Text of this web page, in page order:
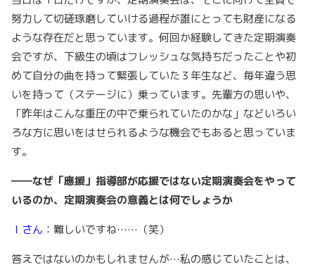
努力して切磋琢磨していける過程が誰にとっても財産になる
ような存在だと思っています。何回か経験してきた定期演奏
会ですが、下級生の頃はフレッシュな気持ちだったことや初
めて自分の曲を持って緊張していた３年生など、毎年違う思
いを持って（ステージに）乗っています。先輩方の思いや、
「昨年はこんな重圧の中で乗られていたのかな」などいろい
ろな方に思いをはせられるような機会でもあると思っていま
す。
――なぜ「應援」指導部が応援ではない定期演奏会をやって
いるのか、定期演奏会の意義とは何でしょうか
Ｉさん ：難しいですね……（笑）
答えではないのかもしれませんが…私の感じていたことは、